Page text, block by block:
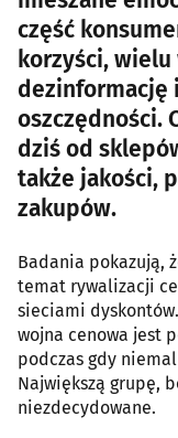
część
korzyści, wielu
dezinformację
oszczędności.
dziś od
także jakości,
zakupów.
Badania pokazują,
temat rywalizacji
sieciami
wojna cenowa jest
podczas gdy
Największą grupę,
niezdecydowane.